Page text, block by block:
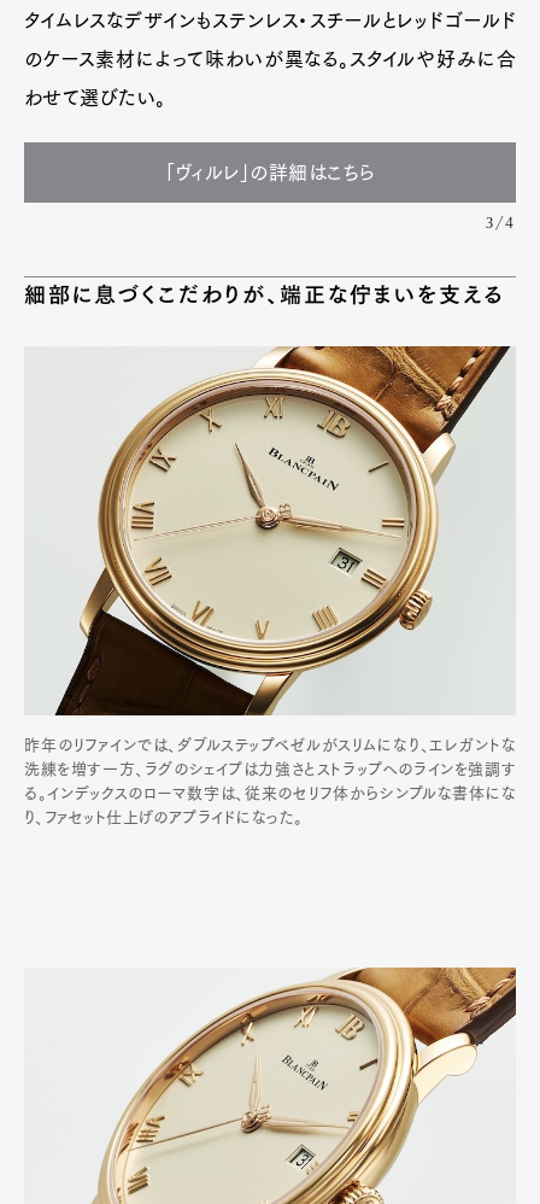
タイムレスなデザインもステンレス・スチールとレッドゴールド
のケース素材によって味わいが異なる。スタイルや好みに合
わせて選びたい。
「ヴィルレ」の詳細はこちら
3/4
細部に息づくこだわりが、端正な佇まいを支える
昨年のリファインでは、ダブルステップベゼルがスリムになり、エレガントな
洗練を増す一方、ラグのシェイプは力強さとストラップへのラインを強調す
る。インデックスのローマ数字は、従来のセリフ体からシンプルな書体にな
り、ファセット仕上げのアプライドになった。